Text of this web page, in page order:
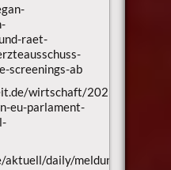
raet-
screenings-ab
wirtschaft/2023/co2-
eu-parlament-
aktuell/daily/meldung/detail/